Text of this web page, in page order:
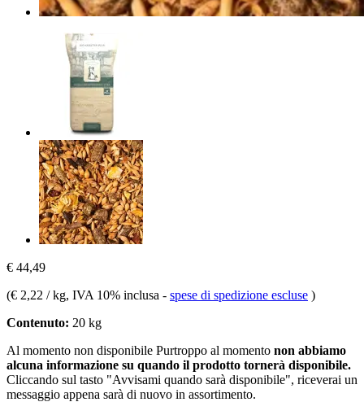
€ 44,49
(€ 2,22 / kg, IVA 10% inclusa - spese di spedizione escluse )
Contenuto: 20 kg
Al momento non disponibile Purtroppo al momento non abbiamo
alcuna informazione su quando il prodotto tornerà disponibile.
Cliccando sul tasto "Avvisami quando sarà disponibile", riceverai un
messaggio appena sarà di nuovo in assortimento.